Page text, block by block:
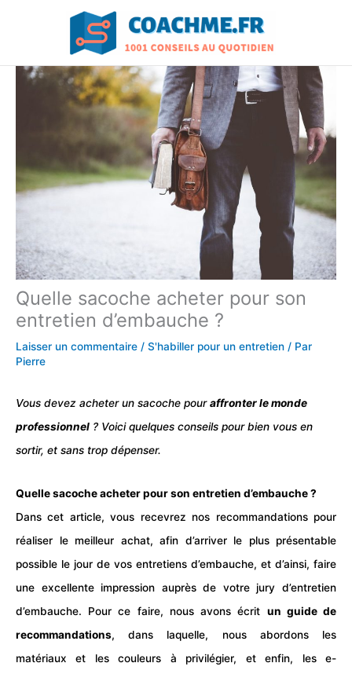
Quelle sacoche acheter pour son
entretien d’embauche ?
Laisser un commentaire / S'habiller pour un entretien / Par
Pierre
Vous devez acheter un sacoche pouraffronter le monde
professionnel ? Voici quelques conseils pour bien vous en
sortir, et sans trop dépenser.
Quelle sacoche acheter pour son entretien d’embauche ?
Dans cet article, vous recevrez nos recommandations pour
réaliser le meilleur achat, afin d’arriver le plus présentable
possible le jour de vos entretiens d’embauche, et d’ainsi, faire
une excellente impression auprès de votre jury d’entretien
d’embauche. Pour ce faire, nous avons écrit un guide de
recommandations, dans laquelle, nous abordons les
matériaux et les couleurs à privilégier, et enfin, les e-